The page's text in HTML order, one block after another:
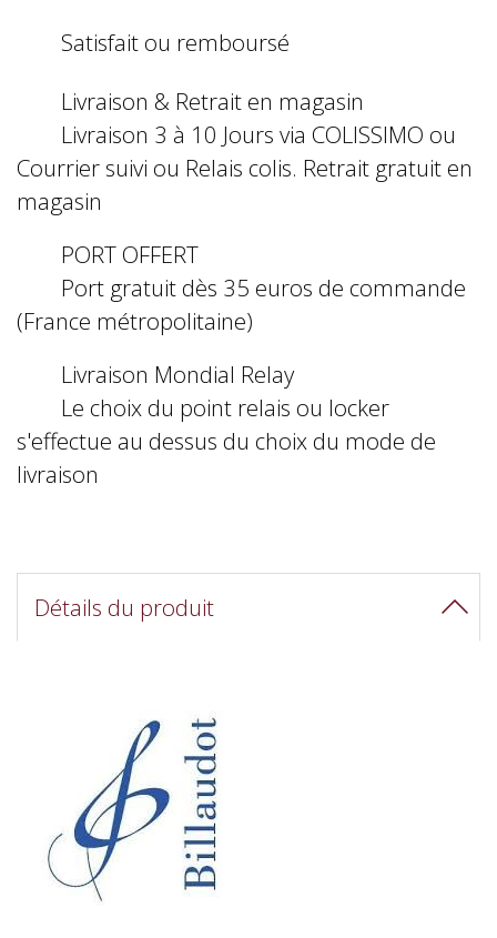
Satisfait ou remboursé
Livraison & Retrait en magasin
Livraison 3 à 10 Jours via COLISSIMO ou
Courrier suivi ou Relais colis. Retrait gratuit en
magasin
PORT OFFERT
Port gratuit dès 35 euros de commande
(France métropolitaine)
Livraison Mondial Relay
Le choix du point relais ou locker
s'effectue au dessus du choix du mode de
livraison
Détails du produit